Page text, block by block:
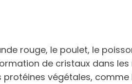
rouge, le poulet, le
de cristaux dans
végétales,